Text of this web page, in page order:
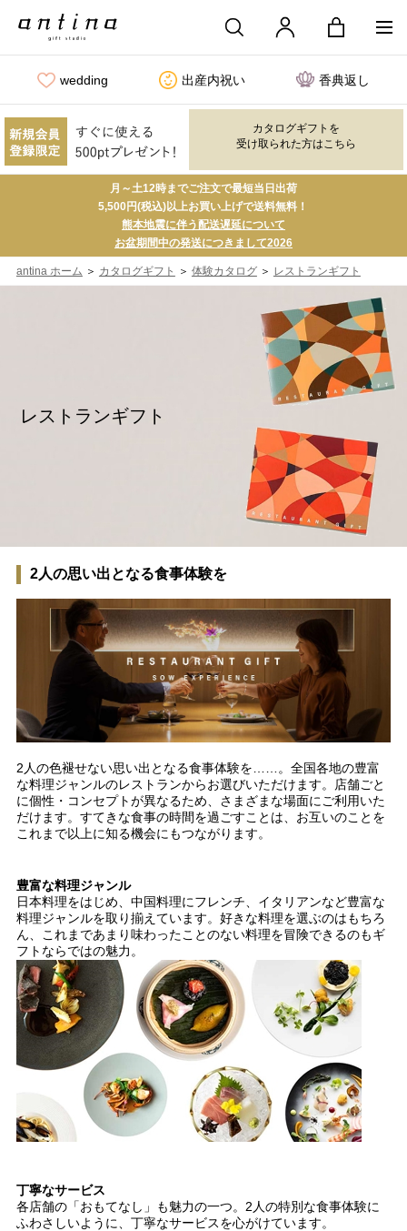
wedding 出産内祝い 香典返し
カタログギフトを
受け取られた方はこちら
月～土12時までご注文で最短当日出荷
5,500円(税込)以上お買い上げで送料無料！
熊本地震に伴う配送遅延について
お盆期間中の発送につきまして2026
antina ホーム ＞ カタログギフト ＞ 体験カタログ＞ レストランギフト
レストランギフト
2人の思い出となる食事体験を
2人の色褪せない思い出となる食事体験を……。全国各地の豊富
な料理ジャンルのレストランからお選びいただけます。店舗ごと
に個性・コンセプトが異なるため、さまざまな場面にご利用いた
だけます。すてきな食事の時間を過ごすことは、お互いのことを
これまで以上に知る機会にもつながります。
豊富な料理ジャンル
日本料理をはじめ、中国料理にフレンチ、イタリアンなど豊富な
料理ジャンルを取り揃えています。好きな料理を選ぶのはもちろ
ん、これまであまり味わったことのない料理を冒険できるのもギ
フトならではの魅力。
丁寧なサービス
各店舗の「おもてなし」も魅力の一つ。2人の特別な食事体験に
ふわさしいように、丁寧なサービスを心がけています。